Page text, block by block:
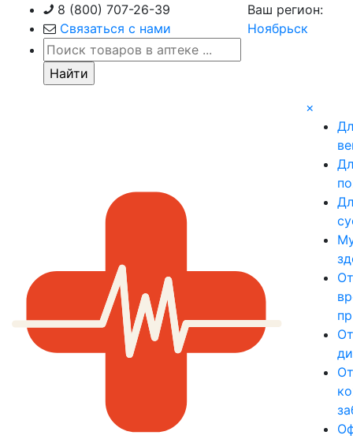
content
8 (800) 707-26-39
Связаться с нами
Ваш регион:
Ноябрьск
×